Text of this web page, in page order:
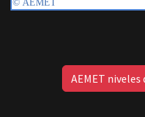
AEMET niveles